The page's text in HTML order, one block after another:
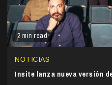
2 min read
NOTICIAS
Insite lanza nueva versión